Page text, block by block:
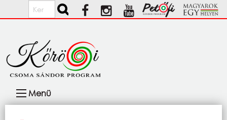
Ugrás a tartalomra
Keresés
navigáció
Menü